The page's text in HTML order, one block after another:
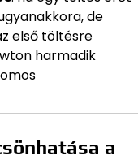
de
első töltésre
harmadik
a